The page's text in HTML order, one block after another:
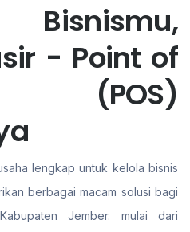
- Point of
lengkap untuk kelola bisnis
berbagai macam solusi bagi
Jember. mulai dari